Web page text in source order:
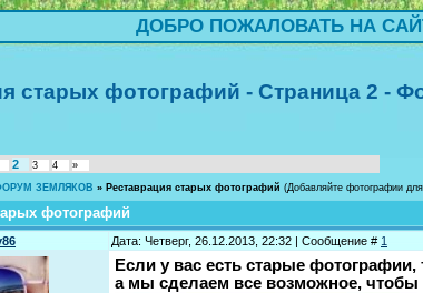
ДОБРО ПОЖАЛОВАТЬ НА САЙТ ДЕРЕВНИ
старых фотографий - Страница 2 -
2 3 4
»
ЗЕМЛЯКОВ » Реставрация старых фотографий (Добавляйте фотографии
фотографий
Дата: Четверг, 26.12.2013, 22:32 | Сообщение # 1
Если у вас есть старые
а мы сделаем все возможное,